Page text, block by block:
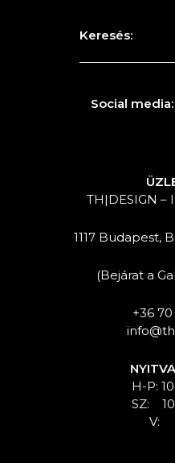
Keresés:
Social media:
TH|DESIGN –
1117 Budapest,
(Bejárat a
+36
H-P:
SZ:
V: